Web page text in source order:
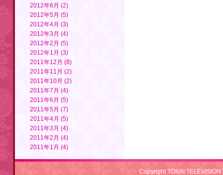
2012年6月 (2)
2012年5月 (5)
2012年4月 (3)
2012年3月 (4)
2012年2月 (5)
2012年1月 (3)
2011年12月 (8)
2011年11月 (2)
2011年10月 (2)
2011年7月 (4)
2011年6月 (5)
2011年5月 (7)
2011年4月 (5)
2011年3月 (4)
2011年2月 (4)
2011年1月 (4)
Copyright TOKAI